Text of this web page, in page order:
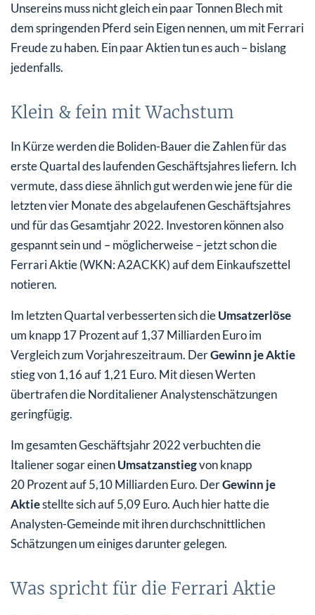
Unsereins muss nicht gleich ein paar Tonnen Blech mit
dem springenden Pferd sein Eigen nennen, um mit Ferrari
Freude zu haben. Ein paar Aktien tun es auch – bislang
jedenfalls.
Klein & fein mit Wachstum
In Kürze werden die Boliden-Bauer die Zahlen für das
erste Quartal des laufenden Geschäftsjahres liefern. Ich
vermute, dass diese ähnlich gut werden wie jene für die
letzten vier Monate des abgelaufenen Geschäftsjahres
und für das Gesamtjahr 2022. Investoren können also
gespannt sein und – möglicherweise – jetzt schon die
Ferrari Aktie (WKN: A2ACKK) auf dem Einkaufszettel
notieren.
Im letzten Quartal verbesserten sich dieUmsatzerlöse
um knapp 17 Prozent auf 1,37 Milliarden Euro im
Vergleich zum Vorjahreszeitraum. DerGewinn je Aktie
stieg von 1,16 auf 1,21 Euro. Mit diesen Werten
übertrafen die Norditaliener Analystenschätzungen
geringfügig.
Im gesamten Geschäftsjahr 2022 verbuchten die
Italiener sogar einenUmsatzanstiegvon knapp
20 Prozent auf 5,10 Milliarden Euro. DerGewinn je
Aktiestellte sich auf 5,09 Euro. Auch hier hatte die
Analysten-Gemeinde mit ihren durchschnittlichen
Schätzungen um einiges darunter gelegen.
Was spricht für die Ferrari Aktie